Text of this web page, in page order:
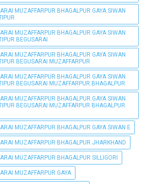
MUZAFFARPUR BHAGALPUR GAYA SIWAN
MUZAFFARPUR BHAGALPUR GAYA SIWAN
BEGUSARAI
MUZAFFARPUR BHAGALPUR GAYA SIWAN
BEGUSARAI MUZAFFARPUR
MUZAFFARPUR BHAGALPUR GAYA SIWAN
BEGUSARAI MUZAFFARPUR BHAGALPUR
MUZAFFARPUR BHAGALPUR GAYA SIWAN
BEGUSARAI MUZAFFARPUR BHAGALPUR
MUZAFFARPUR BHAGALPUR GAYA SIWAN E
MUZAFFARPUR BHAGALPUR JHARKHAND
MUZAFFARPUR BHAGALPUR SILLIGORI
MUZAFFARPUR GAYA